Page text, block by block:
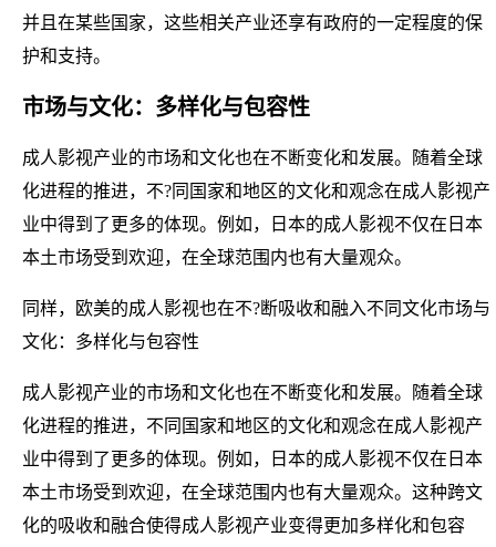
并且在某些国家，这些相关产业还享有政府的一定程度的保
护和支持。
市场与文化：多样化与包容性
成人影视产业的市场和文化也在不断变化和发展。随着全球
化进程的推进，不?同国家和地区的文化和观念在成人影视产
业中得到了更多的体现。例如，日本的成人影视不仅在日本
本土市场受到欢迎，在全球范围内也有大量观众。
同样，欧美的成人影视也在不?断吸收和融入不同文化市场与
文化：多样化与包容性
成人影视产业的市场和文化也在不断变化和发展。随着全球
化进程的推进，不同国家和地区的文化和观念在成人影视产
业中得到了更多的体现。例如，日本的成人影视不仅在日本
本土市场受到欢迎，在全球范围内也有大量观众。这种跨文
化的吸收和融合使得成人影视产业变得更加多样化和包容